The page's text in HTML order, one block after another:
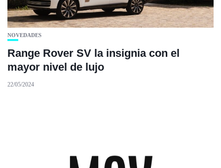
NOVEDADES
Range Rover SV la insignia con el
mayor nivel de lujo
22/05/2024